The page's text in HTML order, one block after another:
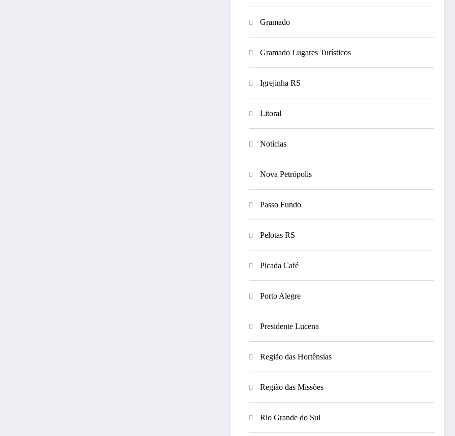
Gramado
Gramado Lugares Turísticos
Igrejinha RS
Litoral
Notícias
Nova Petrópolis
Passo Fundo
Pelotas RS
Picada Café
Porto Alegre
Presidente Lucena
Região das Hortênsias
Região das Missões
Rio Grande do Sul